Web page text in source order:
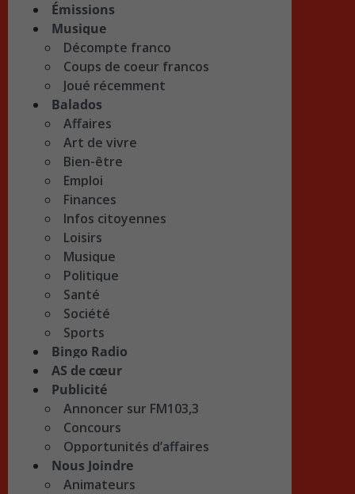
Émissions
Musique
Décompte franco
Coups de coeur francos
Joué récemment
Balados
Affaires
Art de vivre
Bien-être
Emploi
Finances
Infos citoyennes
Loisirs
Musique
Politique
Santé
Société
Sports
Bingo Radio
AS de cœur
Publicité
Annoncer sur FM103,3
Concours
Opportunités d’affaires
Nous Joindre
Animateurs